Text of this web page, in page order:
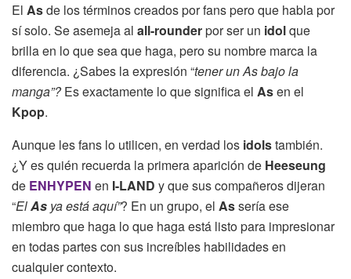
El Asde los términos creados por fans pero que habla por
sí solo. Se asemeja al all-rounderpor ser un idolque
brilla en lo que sea que haga, pero su nombre marca la
diferencia. ¿Sabes la expresión “tener un As bajo la
manga”?Es exactamente lo que significa el Asen el
Kpop.
Aunque les fans lo utilicen, en verdad los idolstambién.
¿Y es quién recuerda la primera aparición de Heeseung
de ENHYPEN en I-LAND y que sus compañeros dijeran
“ElAs ya está aquí”? En un grupo, el Assería ese
miembro que haga lo que haga está listo para impresionar
en todas partes con sus increíbles habilidades en
cualquier contexto.